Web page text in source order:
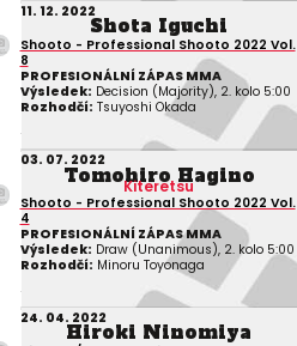
11. 12. 2022
Shota Iguchi
Shooto - Professional Shooto 2022 Vol.
8
PROFESIONÁLNÍ ZÁPAS MMA
Výsledek: Decision (Majority), 2. kolo 5:00
Rozhodčí: Tsuyoshi Okada
03. 07. 2022
Tomohiro Hagino
Kiteretsu
Shooto - Professional Shooto 2022 Vol.
4
PROFESIONÁLNÍ ZÁPAS MMA
Výsledek: Draw (Unanimous), 2. kolo 5:00
Rozhodčí: Minoru Toyonaga
24. 04. 2022
Hiroki Ninomiya